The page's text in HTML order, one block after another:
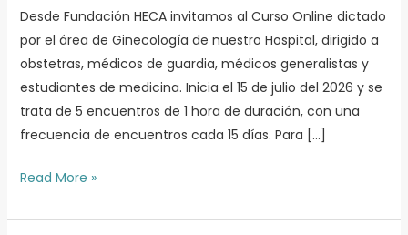
Desde Fundación HECA invitamos al Curso Online dictado
por el área de Ginecología de nuestro Hospital, dirigido a
obstetras, médicos de guardia, médicos generalistas y
estudiantes de medicina. Inicia el 15 de julio del 2026 y se
trata de 5 encuentros de 1 hora de duración, con una
frecuencia de encuentros cada 15 días. Para […]
Read More »